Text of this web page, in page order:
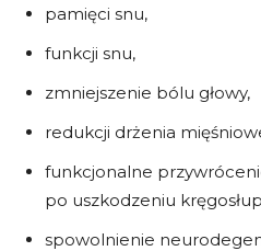
pamięci snu,
funkcji snu,
zmniejszenie bólu głowy,
redukcji drżenia
funkcjonalne
po uszkodzeniu
spowolnienie